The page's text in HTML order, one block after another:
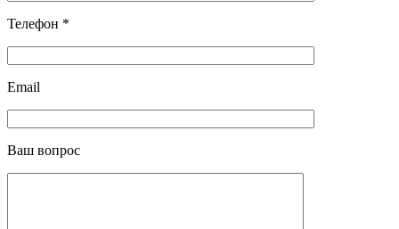
Телефон *
Email
Ваш вопрос